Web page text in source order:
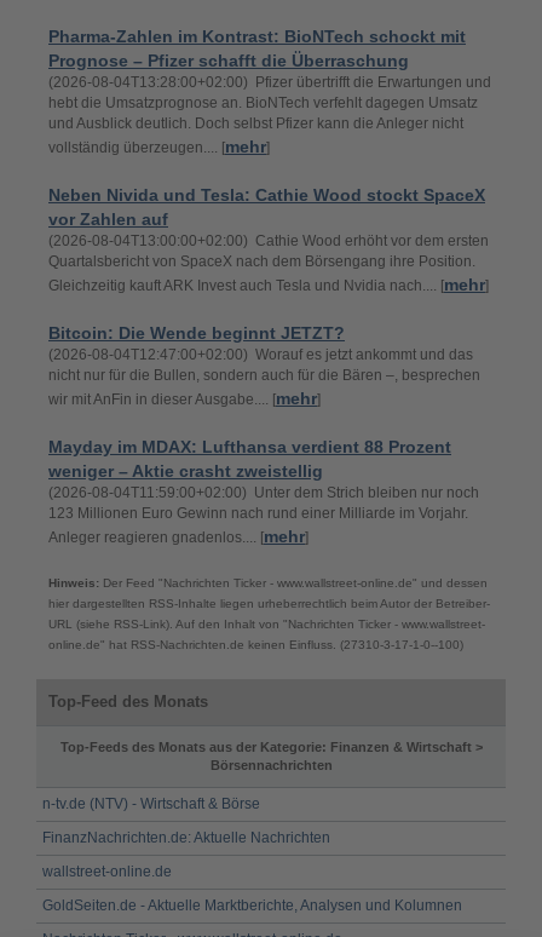
Pharma-Zahlen im Kontrast: BioNTech schockt mit
Prognose – Pfizer schafft die Überraschung
(2026-08-04T13:28:00+02:00) Pfizer übertrifft die Erwartungen und
hebt die Umsatzprognose an. BioNTech verfehlt dagegen Umsatz
und Ausblick deutlich. Doch selbst Pfizer kann die Anleger nicht
vollständig überzeugen.... [mehr]
Neben Nivida und Tesla: Cathie Wood stockt SpaceX
vor Zahlen auf
(2026-08-04T13:00:00+02:00) Cathie Wood erhöht vor dem ersten
Quartalsbericht von SpaceX nach dem Börsengang ihre Position.
Gleichzeitig kauft ARK Invest auch Tesla und Nvidia nach.... [mehr]
Bitcoin: Die Wende beginnt JETZT?
(2026-08-04T12:47:00+02:00) Worauf es jetzt ankommt und das
nicht nur für die Bullen, sondern auch für die Bären –, besprechen
wir mit AnFin in dieser Ausgabe.... [mehr]
Mayday im MDAX: Lufthansa verdient 88 Prozent
weniger – Aktie crasht zweistellig
(2026-08-04T11:59:00+02:00) Unter dem Strich bleiben nur noch
123 Millionen Euro Gewinn nach rund einer Milliarde im Vorjahr.
Anleger reagieren gnadenlos.... [mehr]
Hinweis: Der Feed "Nachrichten Ticker - www.wallstreet-online.de" und dessen
hier dargestellten RSS-Inhalte liegen urheberrechtlich beim Autor der Betreiber-
URL (siehe RSS-Link). Auf den Inhalt von "Nachrichten Ticker - www.wallstreet-
online.de" hat RSS-Nachrichten.de keinen Einfluss. (27310-3-17-1-0--100)
Top-Feed des Monats
Top-Feeds des Monats aus der Kategorie: Finanzen & Wirtschaft >
Börsennachrichten
n-tv.de (NTV) - Wirtschaft & Börse
FinanzNachrichten.de: Aktuelle Nachrichten
wallstreet-online.de
GoldSeiten.de - Aktuelle Marktberichte, Analysen und Kolumnen